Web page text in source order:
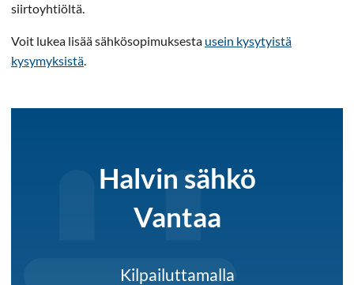
siirtoyhtiöltä.
Voit lukea lisää sähkösopimuksesta usein kysytyistä
kysymyksistä.
Halvin sähkö
Vantaa
Kilpailuttamalla